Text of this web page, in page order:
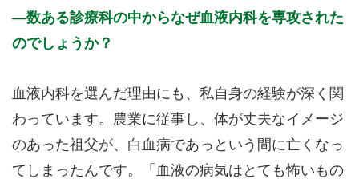
数ある診療科の中からなぜ血液内科を専攻された
のでしょうか？
血液内科を選んだ理由にも、私自身の経験が深く関
わっています。農業に従事し、体が丈夫なイメージ
のあった祖父が、白血病であっという間に亡くなっ
てしまったんです。「血液の病気はとても怖いもの